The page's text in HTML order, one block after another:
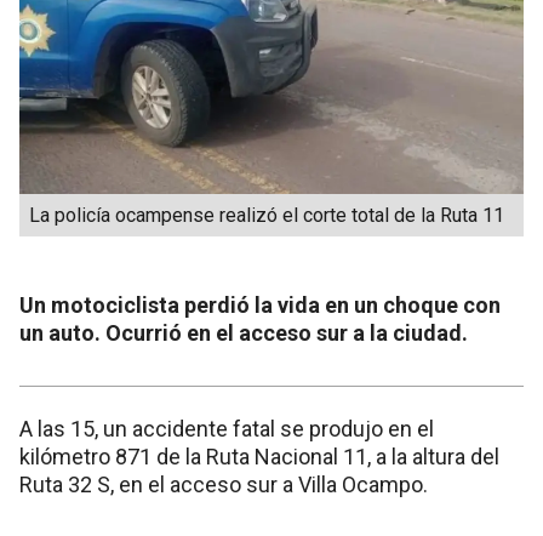
La policía ocampense realizó el corte total de la Ruta 11
Un motociclista perdió la vida en un choque con
un auto. Ocurrió en el acceso sur a la ciudad.
A las 15, un accidente fatal se produjo en el
kilómetro 871 de la Ruta Nacional 11, a la altura del
Ruta 32 S, en el acceso sur a Villa Ocampo.